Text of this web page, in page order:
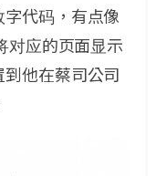
代码，有点像
对应的页面显示
他在蔡司公司